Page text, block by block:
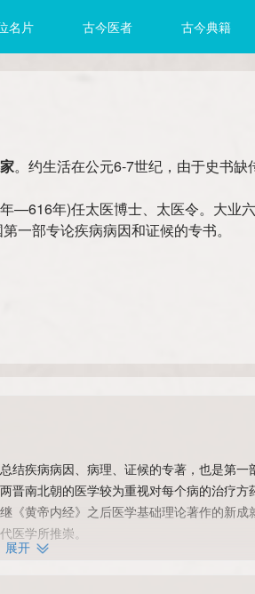
名片 古今医者 古今典籍
。约生活在公元6-7世纪，由于史书
—616年)任太医博士、太医令。大业
一部专论疾病病因和证候的专书。
结疾病病因、病理、证候的专著，也是第一
晋南北朝的医学较为重视对每个病的治疗方
《黄帝内经》之后医学基础理论著作的新
医学所推崇。
导”法，“以代药品”。如“风痹手足不随候”
展开